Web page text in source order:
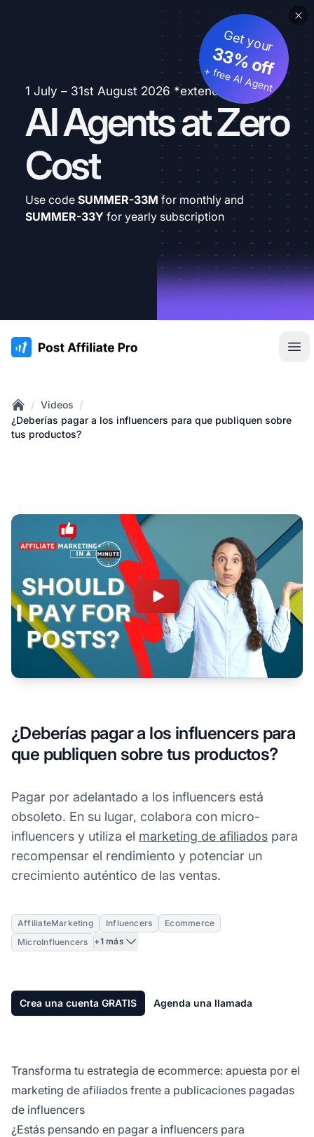
1 July – 31st August 2026 *extended
AI Agents at Zero
Cost
Get your
33% off
+ free AI Agent
Use code SUMMER-33M for monthly and
SUMMER-33Y for yearly subscription
:site.title
Home
/ Videos /
¿Deberías pagar a los influencers para que publiquen sobre
tus productos?
¿Deberías pagar a los influencers para
que publiquen sobre tus productos?
Pagar por adelantado a los influencers está
obsoleto. En su lugar, colabora con micro-
influencers y utiliza el marketing de afiliados para
recompensar el rendimiento y potenciar un
crecimiento auténtico de las ventas.
AffiliateMarketing Influencers
Ecommerce
MicroInfluencers
+1 más
Crea una cuenta GRATIS Agenda una llamada
Transforma tu estrategia de ecommerce: apuesta por el
marketing de afiliados frente a publicaciones pagadas
de influencers
¿Estás pensando en pagar a influencers para